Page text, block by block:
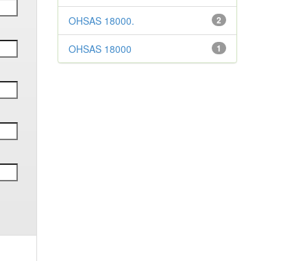
2
OHSAS 18000.
1
OHSAS 18000